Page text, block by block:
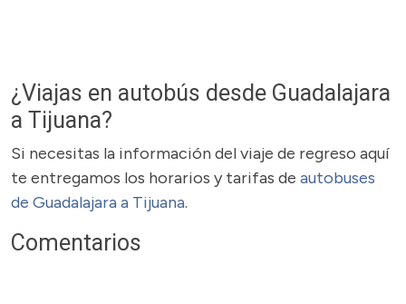
¿Viajas en autobús desde Guadalajara
a Tijuana?
Si necesitas la información del viaje de regreso aquí
te entregamos los horarios y tarifas de autobuses
de Guadalajara a Tijuana.
Comentarios